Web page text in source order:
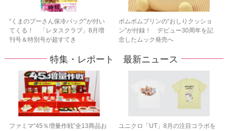
“くまのプーさん保冷バッグ”が付い
てくる！ 「レタスクラブ」8月増
刊号＆特別号が超すてき
ポムポムプリンの“おしりクッショ
ン”が付録！ デビュー30周年を記
念したムック発売へ
特集・レポート 最新ニュース
ファミマ“45％増量作戦”全13商品お
ユニクロ「UT」8月の注目コラボを